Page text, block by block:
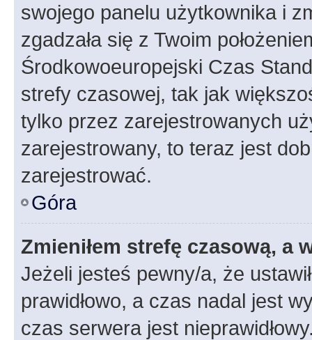
swojego panelu użytkownika i
zgadzała się z Twoim
Środkowoeuropejski Czas
strefy czasowej, tak jak
tylko przez zarejestrowanych
zarejestrowany, to teraz jest
zarejestrować.
Góra
Zmieniłem strefę czasową, a
Jeżeli jesteś pewny/a, że
prawidłowo, a czas nadal jest
czas serwera jest